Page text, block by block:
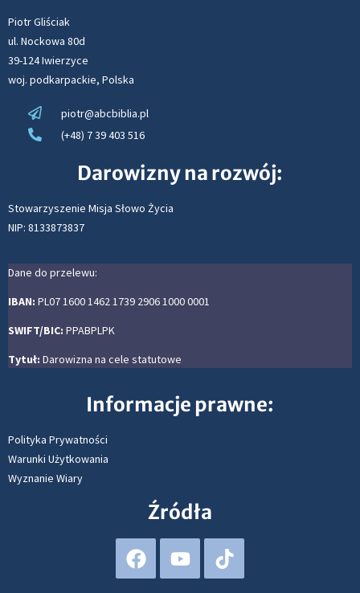
Piotr Gliściak
ul. Nockowa 80d
39-124 Iwierzyce
woj. podkarpackie, Polska
piotr@abcbiblia.pl
(+48) 7 39 403 516
Darowizny na rozwój:
Stowarzyszenie Misja Słowo Życia
NIP: 8133873837
Dane do przelewu:
IBAN: PL07 1600 1462 1739 2906 1000 0001
SWIFT/BIC: PPABPLPK
Tytuł: Darowizna na cele statutowe
Informacje prawne:
Polityka Prywatności
Warunki Użytkowania
Wyznanie Wiary
Źródła